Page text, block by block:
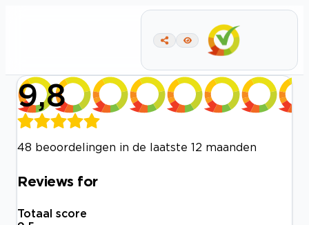
9,8
48 beoordelingen in de laatste 12 maanden
Reviews for
Totaal score